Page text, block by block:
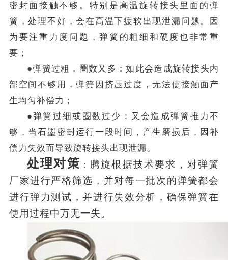
密封面接触不够。特别是高温旋转接头里面的弹
簧，处理不好，会在高温下疲软出现泄漏问题。因
为要注重力度问题，弹簧的粗细和硬度也非常重
要；
●弹簧过粗，圈数又多：如此会造成旋转接头内
部空间不够用，弹簧因挤压过度，无法使接触面产
生均匀补偿力；
●弹簧过细或圈数过少：又会造成弹簧推力不
够，当石墨密封运行一段时间，产生磨损后，因补
偿力失效而导致旋转接头出现泄漏。
处理对策 ： 腾旋根据技术要求，对弹簧
厂家进行严格筛选，并对每一批次的弹簧都会
进行弹力测试，并进行失效分析，确保弹簧在
使用过程中万无一失。